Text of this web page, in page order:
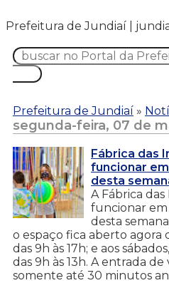
Prefeitura de Jundiaí |
Prefeitura de Jundiaí »
segunda-feira, 07 de
Fábrica das
funcionar
desta
A Fábrica das
funcionar em
desta
o espaço fica aberto agora
das 9h às 17h; e aos
das 9h às 13h. A entrada
somente até 30 minutos